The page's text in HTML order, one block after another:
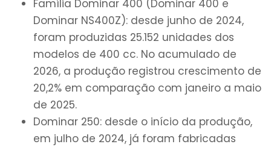
Família Dominar 400 (Dominar 400 e
Dominar NS400Z): desde junho de 2024,
foram produzidas 25.152 unidades dos
modelos de 400 cc. No acumulado de
2026, a produção registrou crescimento de
20,2% em comparação com janeiro a maio
de 2025.
Dominar 250: desde o início da produção,
em julho de 2024, já foram fabricadas